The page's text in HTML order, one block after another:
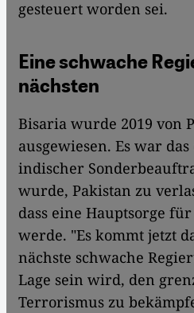
gesteuert worden sei.
Eine schwache
nächsten
Bisaria wurde 2019 von
ausgewiesen. Es war
indischer
wurde, Pakistan zu
dass eine Hauptsorge
werde. "Es kommt jetzt
nächste schwache
Lage sein wird, den
Terrorismus zu